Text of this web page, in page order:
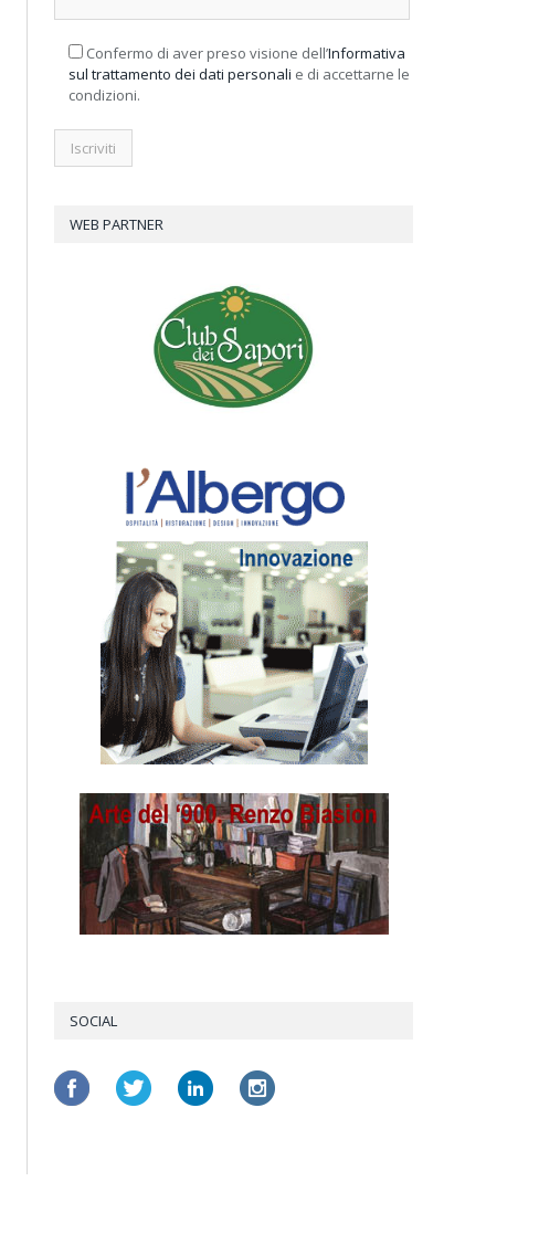
Confermo di aver preso visione dell’Informativa
sul trattamento dei dati personali e di accettarne le
condizioni.
WEB PARTNER
SOCIAL